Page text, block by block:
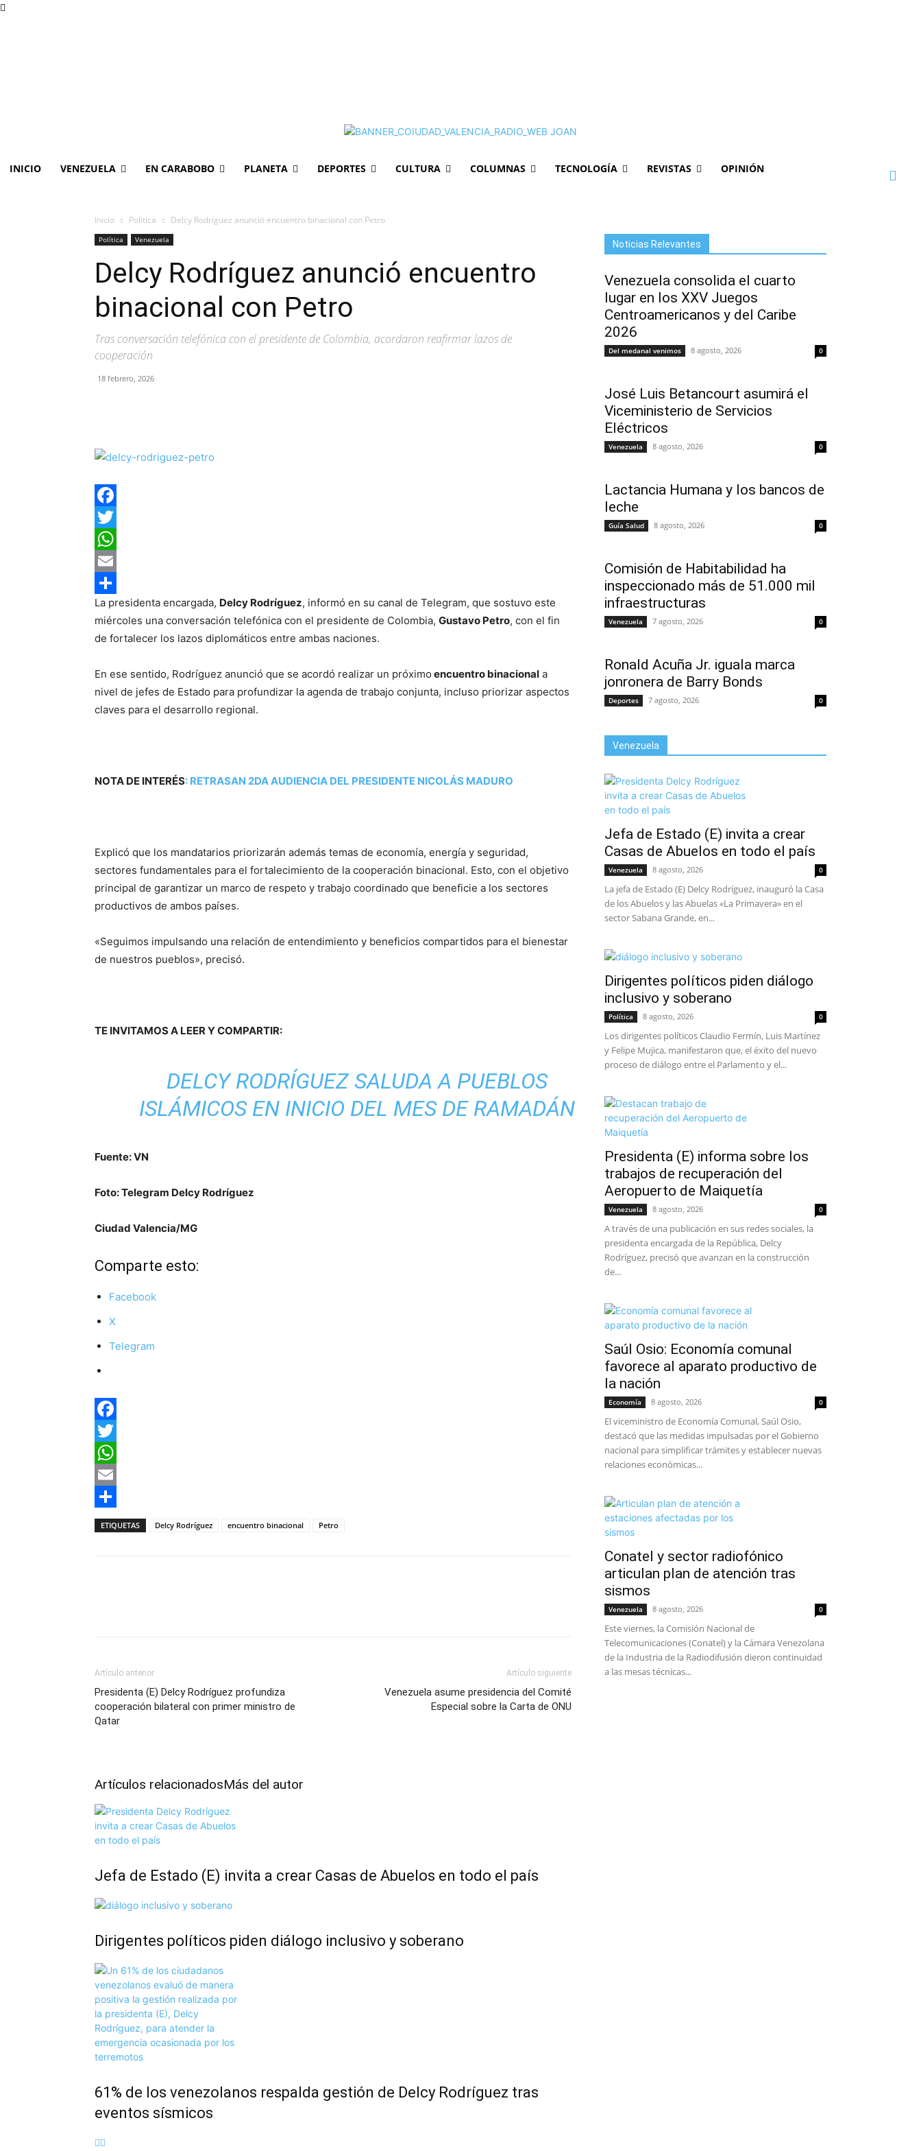
INICIO VENEZUELA EN CARABOBO PLANETA DEPORTES CULTURA COLUMNAS TECNOLOGÍA REVISTAS OPINIÓN
Inicio Política Delcy Rodríguez anunció encuentro binacional con Petro
Política Venezuela
Delcy Rodríguez anunció encuentro
binacional con Petro
Tras conversación telefónica con el presidente de Colombia, acordaron reafirmar lazos de
cooperación
18 febrero, 2026
Facebook
Twitter
WhatsApp
Email
Compartir
La presidenta encargada, Delcy Rodríguez, informó en su canal de Telegram, que sostuvo este
miércoles una conversación telefónica con el presidente de Colombia, Gustavo Petro, con el fin
de fortalecer los lazos diplomáticos entre ambas naciones.
En ese sentido, Rodríguez anunció que se acordó realizar un próximo encuentro binacional a
nivel de jefes de Estado para profundizar la agenda de trabajo conjunta, incluso priorizar aspectos
claves para el desarrollo regional.
NOTA DE INTERÉS: RETRASAN 2DA AUDIENCIA DEL PRESIDENTE NICOLÁS MADURO
Explicó que los mandatarios priorizarán además temas de economía, energía y seguridad,
sectores fundamentales para el fortalecimiento de la cooperación binacional. Esto, con el objetivo
principal de garantizar un marco de respeto y trabajo coordinado que beneficie a los sectores
productivos de ambos países.
«Seguimos impulsando una relación de entendimiento y beneficios compartidos para el bienestar
de nuestros pueblos», precisó.
TE INVITAMOS A LEER Y COMPARTIR:
DELCY RODRÍGUEZ SALUDA A PUEBLOS
ISLÁMICOS EN INICIO DEL MES DE RAMADÁN
Fuente: VN
Foto: Telegram Delcy Rodríguez
Ciudad Valencia/MG
Comparte esto:
Facebook
X
Telegram
Facebook
Twitter
WhatsApp
Email
Compartir
ETIQUETAS Delcy Rodríguez encuentro binacional Petro
Artículo anterior
Presidenta (E) Delcy Rodríguez profundiza
cooperación bilateral con primer ministro de
Qatar
Artículo siguiente
Venezuela asume presidencia del Comité
Especial sobre la Carta de ONU
Artículos relacionadosMás del autor
Jefa de Estado (E) invita a crear Casas de Abuelos en todo el país
Dirigentes políticos piden diálogo inclusivo y soberano
61% de los venezolanos respalda gestión de Delcy Rodríguez tras
eventos sísmicos
Noticias Relevantes
Venezuela consolida el cuarto
lugar en los XXV Juegos
Centroamericanos y del Caribe
2026
Del medanal venimos 8 agosto, 2026 0
José Luis Betancourt asumirá el
Viceministerio de Servicios
Eléctricos
Venezuela 8 agosto, 2026 0
Lactancia Humana y los bancos de
leche
Guía Salud 8 agosto, 2026 0
Comisión de Habitabilidad ha
inspeccionado más de 51.000 mil
infraestructuras
Venezuela 7 agosto, 2026 0
Ronald Acuña Jr. iguala marca
jonronera de Barry Bonds
Deportes 7 agosto, 2026 0
Venezuela
Jefa de Estado (E) invita a crear
Casas de Abuelos en todo el país
Venezuela 8 agosto, 2026 0
La jefa de Estado (E) Delcy Rodríguez, inauguró la Casa
de los Abuelos y las Abuelas «La Primavera» en el
sector Sabana Grande, en...
Dirigentes políticos piden diálogo
inclusivo y soberano
Política 8 agosto, 2026 0
Los dirigentes políticos Claudio Fermín, Luis Martínez
y Felipe Mujica, manifestaron que, el éxito del nuevo
proceso de diálogo entre el Parlamento y el...
Presidenta (E) informa sobre los
trabajos de recuperación del
Aeropuerto de Maiquetía
Venezuela 8 agosto, 2026 0
A través de una publicación en sus redes sociales, la
presidenta encargada de la República, Delcy
Rodríguez, precisó que avanzan en la construcción
de...
Saúl Osio: Economía comunal
favorece al aparato productivo de
la nación
Economía 8 agosto, 2026 0
El viceministro de Economía Comunal, Saúl Osio,
destacó que las medidas impulsadas por el Gobierno
nacional para simplificar trámites y establecer nuevas
relaciones económicas...
Conatel y sector radiofónico
articulan plan de atención tras
sismos
Venezuela 8 agosto, 2026 0
Este viernes, la Comisión Nacional de
Telecomunicaciones (Conatel) y la Cámara Venezolana
de la Industria de la Radiodifusión dieron continuidad
a las mesas técnicas...